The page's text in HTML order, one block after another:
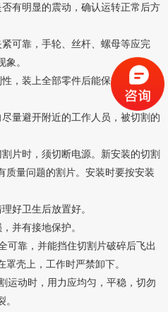
明显的震动，确认运转正常后方
靠，手轮、丝杆、螺母等应完
。
装上全部零件后能保持自由抬
避开附近的工作人员，被切割的
时，须切断电源。新安装的切割
质量问题的割片。安装时要按安装
卫生后放置好。
并有接地保护。
靠，并能挡住切割片破碎后飞出
壳上，工作时严禁卸下。
动时，用力应均匀，平稳，切勿